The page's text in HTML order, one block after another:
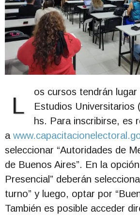
L
os cursos tendrán
Estudios Universitarios
hs. Para inscribirse, es
a
seleccionar “Autoridades de
de Buenos Aires”. En la
Presencial” deberán
turno” y luego, optar por
También es posible acceder